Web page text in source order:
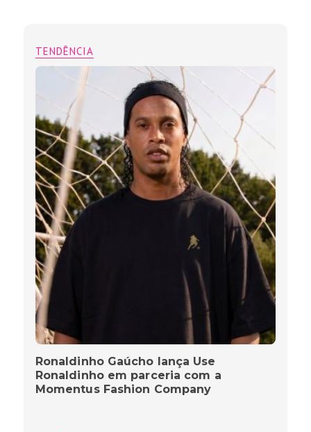
TENDÊNCIA
Ronaldinho Gaúcho lança Use
Ronaldinho em parceria com a
Momentus Fashion Company